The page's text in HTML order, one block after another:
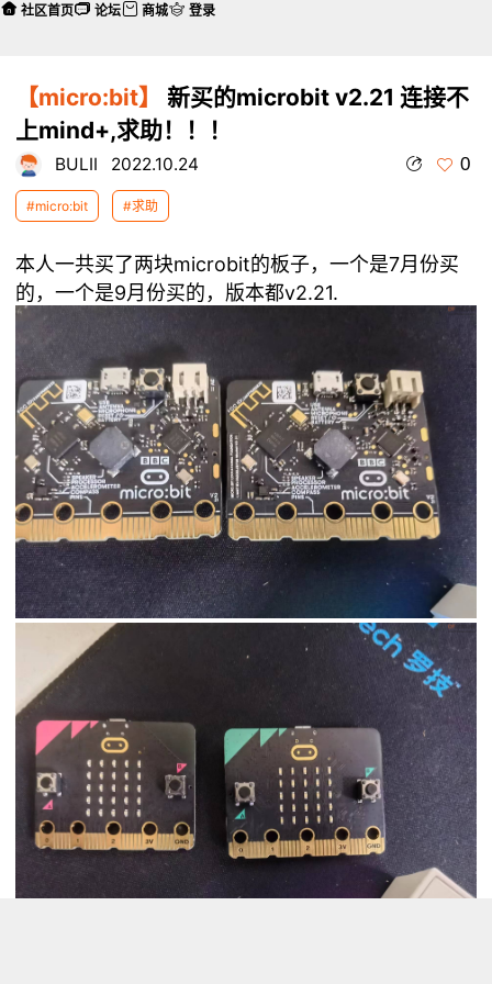
【micro:bit】
新买的microbit v2.21 连接不
上mind+,求助！！！
BULII 2022.10.24 0
#micro:bit #求助
本人一共买了两块microbit的板子，一个是7月份买
的，一个是9月份买的，版本都v2.21.
社区首页 论坛 商城 登录